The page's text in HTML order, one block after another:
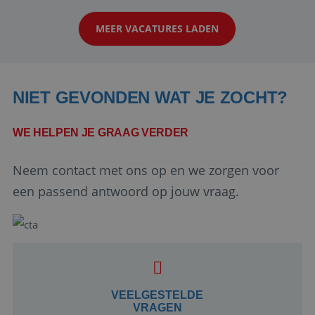
klanten te overtuigen om die droomreis te
boeken! ...
MEER VACATURES LADEN
NIET GEVONDEN WAT JE ZOCHT?
WE HELPEN JE GRAAG VERDER
Neem contact met ons op en we zorgen voor
een passend antwoord op jouw vraag.
VEELGESTELDE
VRAGEN
Google Privacy Policy